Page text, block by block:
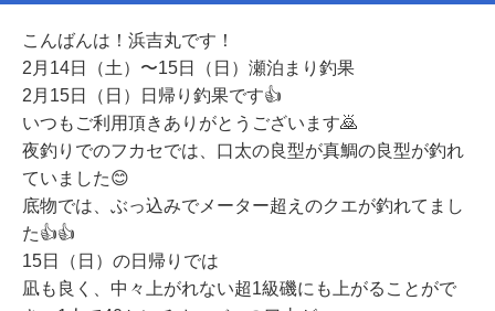
こんばんは！浜吉丸です！
2月14日（土）〜15日（日）瀬泊まり釣果
2月15日（日）日帰り釣果です👍
いつもご利用頂きありがとうございます🙇
夜釣りでのフカセでは、口太の良型が真鯛の良型が釣れ
ていました😊
底物では、ぶっ込みでメーター超えのクエが釣れてまし
た👍👍
15日（日）の日帰りでは
凪も良く、中々上がれない超1級磯にも上がることがで